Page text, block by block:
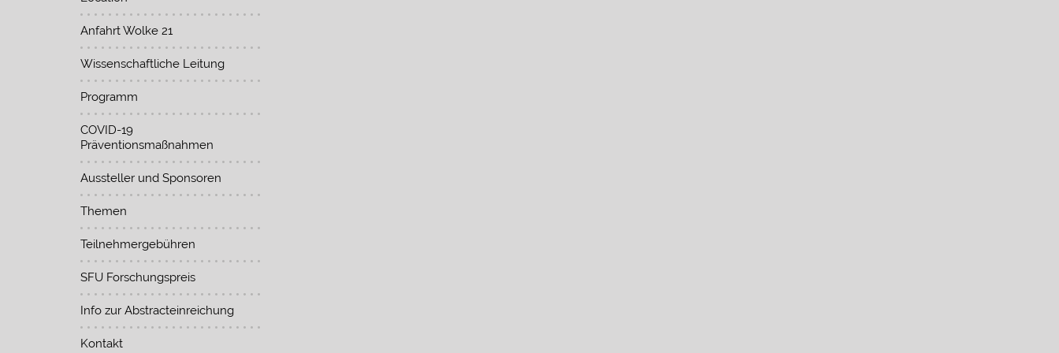
Anfahrt Wolke 21
Wissenschaftliche Leitung
Programm
COVID-19
Präventionsmaßnahmen
Aussteller und Sponsoren
Themen
Teilnehmergebühren
SFU Forschungspreis
Info zur Abstracteinreichung
Kontakt